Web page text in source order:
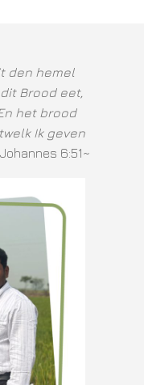
den hemel
Brood eet,
het brood
Ik geven
6:51~